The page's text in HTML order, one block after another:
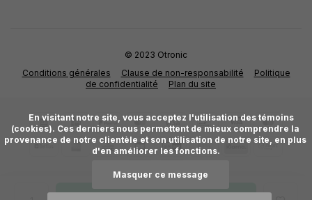
Conditions générales Clause de non-responsabilité
Politique
de confidentialité
Plan du site
© 2023 Otronic
(cookies). Ces derniers nous permettent de mieux comprendre la
provenance de notre clientèle et son utilisation de notre site, en plus
d'en améliorer les fonctions.
Masquer ce message